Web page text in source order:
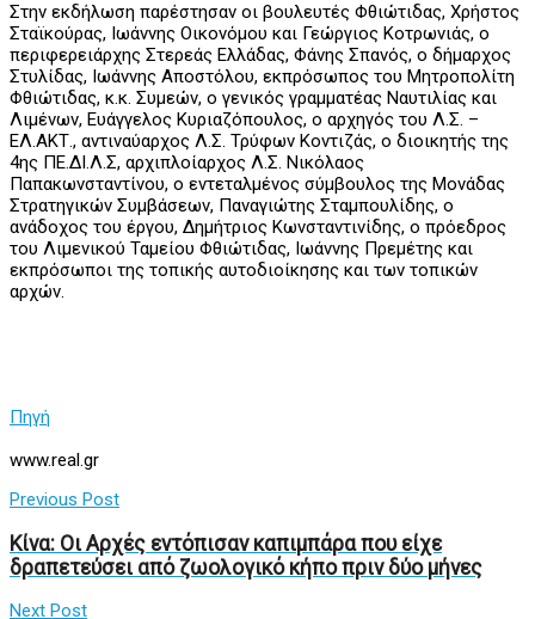
Στην εκδήλωση παρέστησαν οι βουλευτές Φθιώτιδας, Χρήστος
Σταϊκούρας, Ιωάννης Οικονόμου και Γεώργιος Κοτρωνιάς, ο
περιφερειάρχης Στερεάς Ελλάδας, Φάνης Σπανός, ο δήμαρχος
Στυλίδας, Ιωάννης Αποστόλου, εκπρόσωπος του Μητροπολίτη
Φθιώτιδας, κ.κ. Συμεών, ο γενικός γραμματέας Ναυτιλίας και
Λιμένων, Ευάγγελος Κυριαζόπουλος, ο αρχηγός του Λ.Σ. –
ΕΛ.ΑΚΤ., αντιναύαρχος Λ.Σ. Τρύφων Κοντιζάς, ο διοικητής της
4ης ΠΕ.ΔΙ.Λ.Σ, αρχιπλοίαρχος Λ.Σ. Νικόλαος
Παπακωνσταντίνου, ο εντεταλμένος σύμβουλος της Μονάδας
Στρατηγικών Συμβάσεων, Παναγιώτης Σταμπουλίδης, ο
ανάδοχος του έργου, Δημήτριος Κωνσταντινίδης, ο πρόεδρος
του Λιμενικού Ταμείου Φθιώτιδας, Ιωάννης Πρεμέτης και
εκπρόσωποι της τοπικής αυτοδιοίκησης και των τοπικών
αρχών.
Πηγή
www.real.gr
Previous Post
Κίνα: Οι Αρχές εντόπισαν καπιμπάρα που είχε
δραπετεύσει από ζωολογικό κήπο πριν δύο μήνες
Next Post